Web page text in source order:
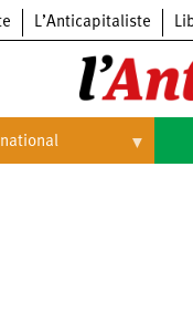
L’Anticapitaliste